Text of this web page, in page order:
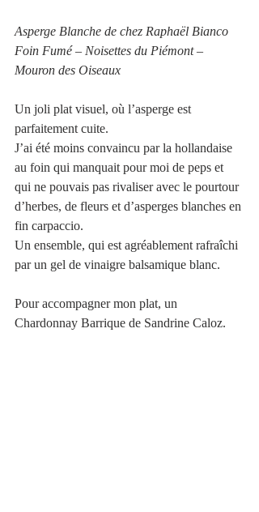
Asperge Blanche de chez Raphaël Bianco
Foin Fumé – Noisettes du Piémont –
Mouron des Oiseaux
Un joli plat visuel, où l’asperge est
parfaitement cuite.
J’ai été moins convaincu par la hollandaise
au foin qui manquait pour moi de peps et
qui ne pouvais pas rivaliser avec le pourtour
d’herbes, de fleurs et d’asperges blanches en
fin carpaccio.
Un ensemble, qui est agréablement rafraîchi
par un gel de vinaigre balsamique blanc.
Pour accompagner mon plat, un
Chardonnay Barrique de Sandrine Caloz.